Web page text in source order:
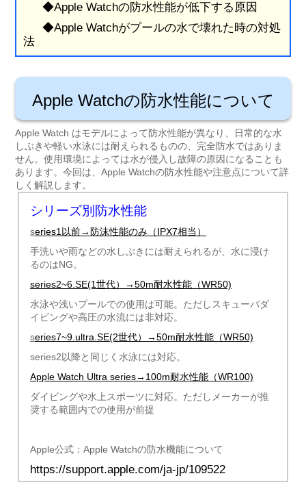
◆Apple Watchの防水性能が低下する原因
◆Apple Watchがプールの水で壊れた時の対処
法
Apple Watchの防水性能について
Apple Watch はモデルによって防水性能が異なり、日常的な水
しぶきや軽い水泳には耐えられるものの、完全防水ではありま
せん。使用環境によっては水が侵入し故障の原因になることも
あります。今回は、Apple Watchの防水性能や注意点について詳
しく解説します。
シリーズ別防水性能
series1以前→防沫性能のみ（IPX7相当）
手洗いや雨などの水しぶきには耐えられるが、水に浸け
るのはNG。
series2~6.SE(1世代）→50m耐水性能（WR50)
水泳や浅いプールでの使用は可能。ただしスキューバダ
イビングや高圧の水流には非対応。
series7~9.ultra.SE(2世代）→50m耐水性能（WR50)
series2以降と同じく水泳には対応。
Apple Watch Ultra series→100m耐水性能（WR100)
ダイビングや水上スポーツに対応。ただしメーカーが推
奨する範囲内での使用が前提
Apple公式：Apple Watchの防水機能について
https://support.apple.com/ja-jp/109522